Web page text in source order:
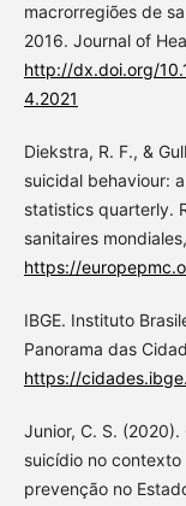
macrorregiões de
2016. Journal of
http://dx.doi.org/
4.2021
Diekstra, R. F., &
suicidal behaviour:
statistics quarterly.
sanitaires
https://
IBGE. Instituto
Panorama das
https://
Junior, C. S.
suicídio no
prevenção no